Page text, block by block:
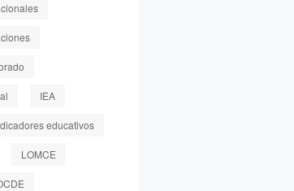
IEA
educativos
LOMCE